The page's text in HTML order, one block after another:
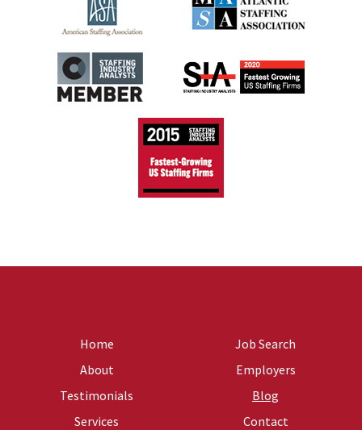
Home
About
Testimonials
Services
Job Search
Employers
Blog
Contact